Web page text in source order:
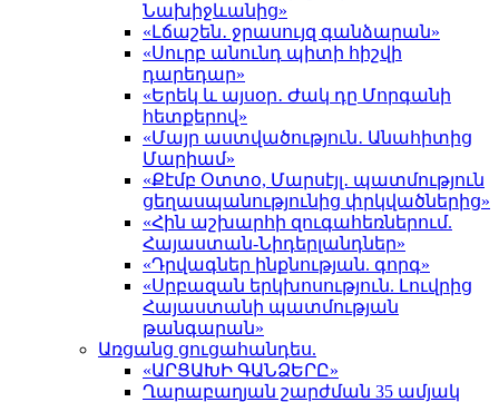
Նախիջևանից»
«Լճաշեն․ ջրասույզ գանձարան»
«Սուրբ անունդ պիտի հիշվի
դարեդար»
«Երեկ և այսօր․ Ժակ դը Մորգանի
հետքերով»
«Մայր աստվածություն․ Անահիտից
Մարիամ»
«Քէմբ Օտտօ, Մարսէյլ․ պատմություն
ցեղասպանությունից փրկվածներից»
«Հին աշխարհի զուգահեռներում.
Հայաստան-Նիդերլանդներ»
«Դրվագներ ինքնության. գորգ»
«Սրբազան երկխոսություն. Լուվրից
Հայաստանի պատմության
թանգարան»
Առցանց ցուցահանդես.
«ԱՐՑԱԽԻ ԳԱՆՁԵՐԸ»
Ղարաբաղյան շարժման 35 ամյակ